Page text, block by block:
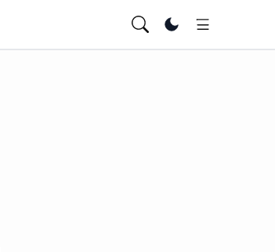
Ubah tema